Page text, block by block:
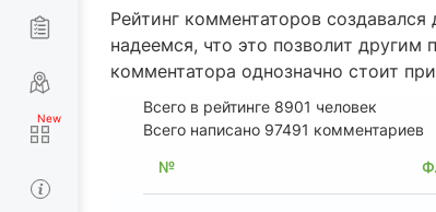
Рейтинг комментаторов
надеемся, что это позволит
комментатора однозначно стоит
Всего в рейтинге 8901 человек
Всего написано 97491 комментариев
№